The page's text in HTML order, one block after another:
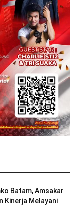
Batam, Amsakar
Kinerja Melayani